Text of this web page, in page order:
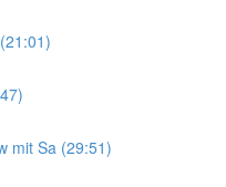
mit Sa (29:51)